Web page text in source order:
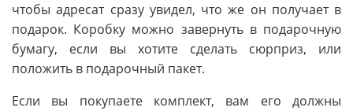
чтобы адресат сразу увидел, что же он получает в
подарок. Коробку можно завернуть в подарочную
бумагу, если вы хотите сделать сюрприз, или
положить в подарочный пакет.
Если вы покупаете комплект, вам его должны